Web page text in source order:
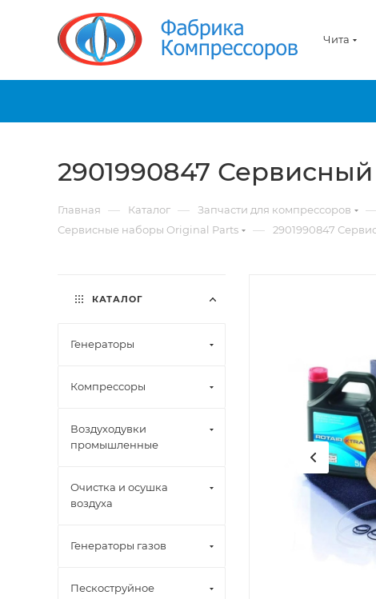
Чита
2901990847
Главная — Каталог — Запчасти для компрессоров
Сервисные наборы Original Parts — 2901990847
КАТАЛОГ
Генераторы
Компрессоры
Воздуходувки
промышленные
Очистка и осушка
воздуха
Генераторы газов
Пескоструйное